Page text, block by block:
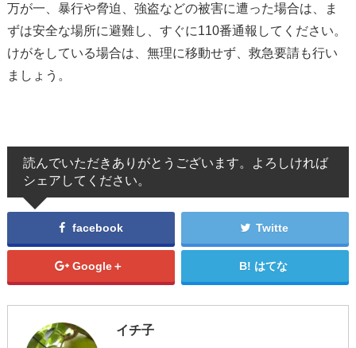
万が一、暴行や脅迫、強盗などの被害に遭った場合は、ま
ずは安全な場所に避難し、すぐに110番通報してください。
けがをしている場合は、無理に移動せず、救急要請も行い
ましょう。
読んでいただきありがとうございます。よろしければ
シェアしてください。
facebook Twitte
Google＋ はてな
イチ子